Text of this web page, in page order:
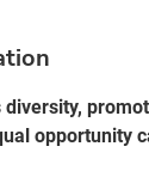
diversity,
opportunity